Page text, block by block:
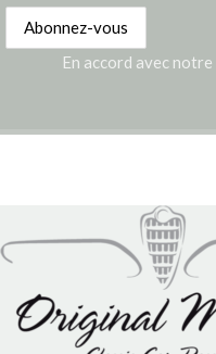
En accord avec notre